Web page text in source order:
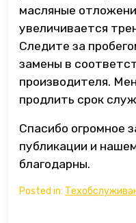
масляные
увеличивается
Следите за
замены в
производителя.
продлить срок
Спасибо огромное
публикации и
благодарны.
Posted in: